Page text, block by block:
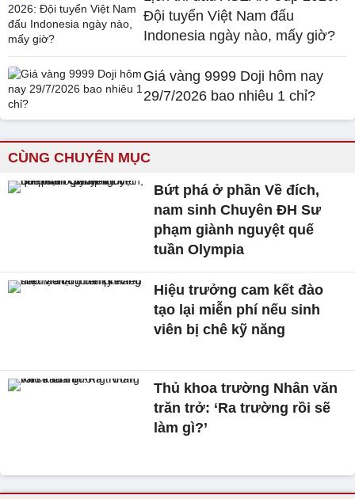
Đội tuyển Việt Nam đấu
Indonesia ngày nào, mấy giờ?
Giá vàng 9999 Doji hôm nay
29/7/2026 bao nhiêu 1 chỉ?
CÙNG CHUYÊN MỤC
Bứt phá ở phần Về đích,
nam sinh Chuyên ĐH Sư
phạm giành nguyệt quế
tuần Olympia
Hiệu trưởng cam kết đào
tạo lại miễn phí nếu sinh
viên bị chê kỹ năng
Thủ khoa trường Nhân văn
trăn trở: ‘Ra trường rồi sẽ
làm gì?’